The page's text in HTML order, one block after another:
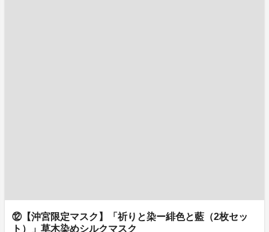
⑫【沖宮限定マスク】「祈りと染ー緋色と藍（2枚セッ
ト）」草木染めシルクマスク